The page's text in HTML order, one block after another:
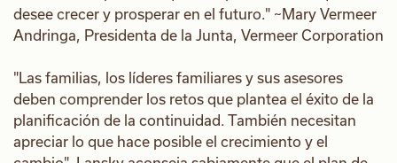
desee crecer y prosperar en el futuro." ~Mary Vermeer
Andringa, Presidenta de la Junta, Vermeer Corporation
"Las familias, los líderes familiares y sus asesores
deben comprender los retos que plantea el éxito de la
planificación de la continuidad. También necesitan
apreciar lo que hace posible el crecimiento y el